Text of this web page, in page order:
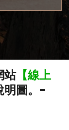
站【線上
圖。 -